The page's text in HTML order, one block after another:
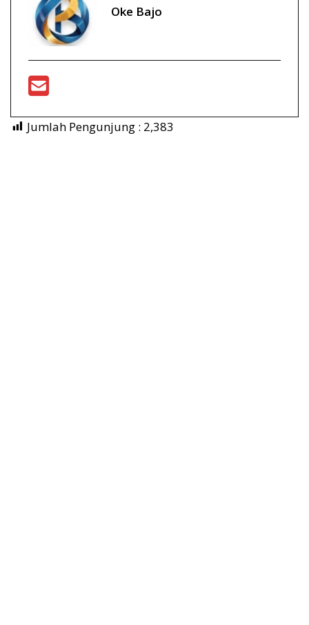
Oke Bajo
Jumlah Pengunjung : 2,383